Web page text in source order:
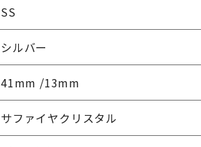
SS
シルバー
41mm /13mm
サファイヤクリスタル